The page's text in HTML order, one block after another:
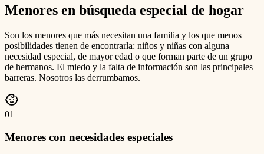
Menores en búsqueda especial de hogar
Son los menores que más necesitan una familia y los que menos
posibilidades tienen de encontrarla: niños y niñas con alguna
necesidad especial, de mayor edad o que forman parte de un grupo
de hermanos. El miedo y la falta de información son las principales
barreras. Nosotros las derrumbamos.
01
Menores con necesidades especiales